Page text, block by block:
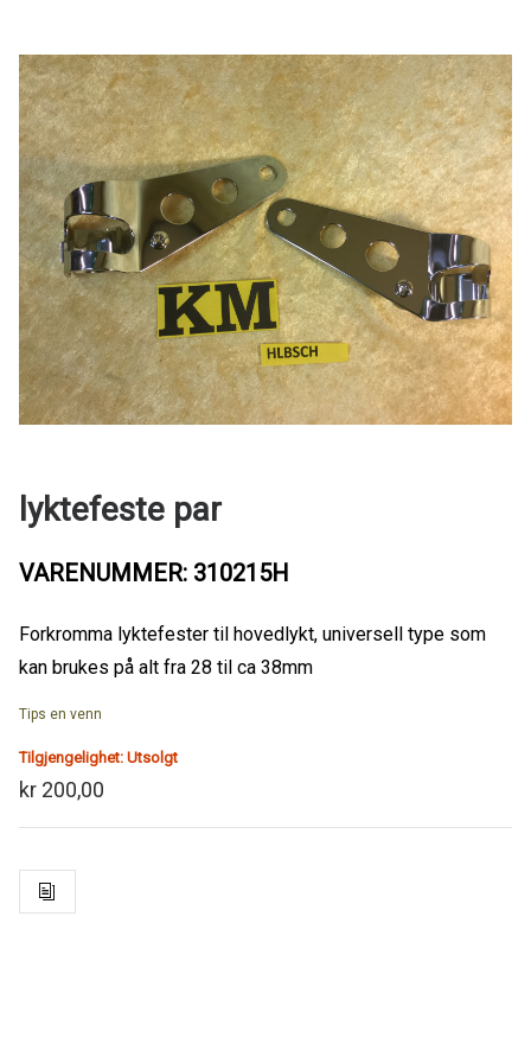
lyktefeste par
VARENUMMER: 310215H
Forkromma lyktefester til hovedlykt, universell type som
kan brukes på alt fra 28 til ca 38mm
Tips en venn
Tilgjengelighet: Utsolgt
kr 200,00